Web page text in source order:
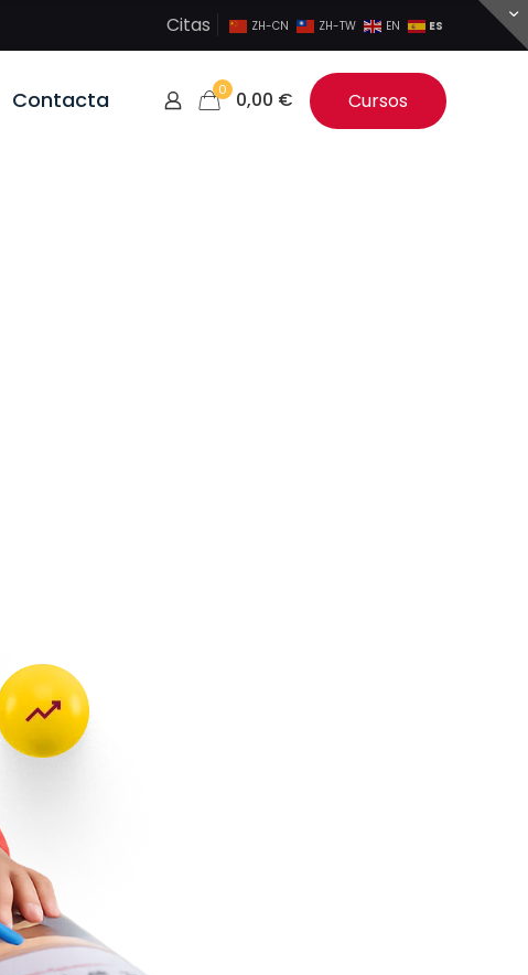
Citas ZH-CN ZH-TW EN ES
Contacta 0 0,00 € Cursos